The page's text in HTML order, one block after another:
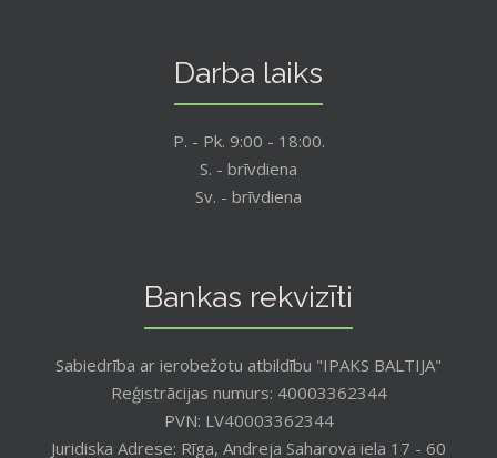
Darba laiks
P. - Pk. 9:00 - 18:00.
S. - brīvdiena
Sv. - brīvdiena
Bankas rekvizīti
Sabiedrība ar ierobežotu atbildību "IPAKS BALTIJA"
Reģistrācijas numurs: 40003362344
PVN: LV40003362344
Juridiska Adrese: Rīga, Andreja Saharova iela 17 - 60